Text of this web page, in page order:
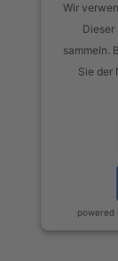
Wir
sammeln.
Sie der
powered